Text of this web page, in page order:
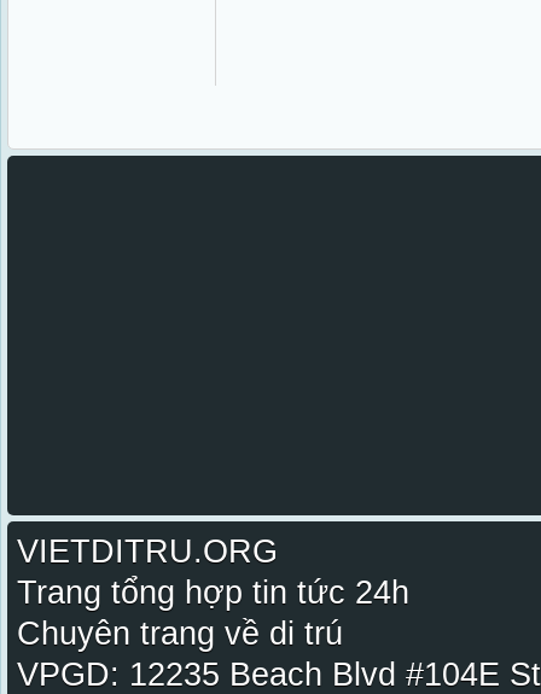
VIETDITRU.ORG
Trang tổng hợp tin tức 24h
Chuyên trang về di trú
VPGD: 12235 Beach Blvd #104E